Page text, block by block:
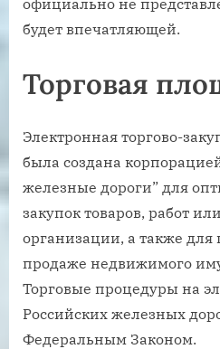
будет впечатляющей.
Торговая
Электронная торгово-
была создана
железные дороги” для
закупок товаров, работ
организации, а также для
продаже недвижимого
Торговые процедуры на
Российских железных
Федеральным Законом.